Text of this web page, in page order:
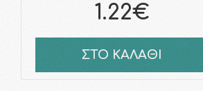
1.22€
ΣΤΟ ΚΑΛΑΘΙ